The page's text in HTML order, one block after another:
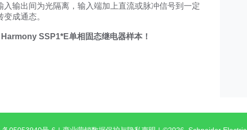
输出间为光隔离，输入端加上直流或脉冲信号到一定
成通态。
SSP1*E单相固态继电器样本！